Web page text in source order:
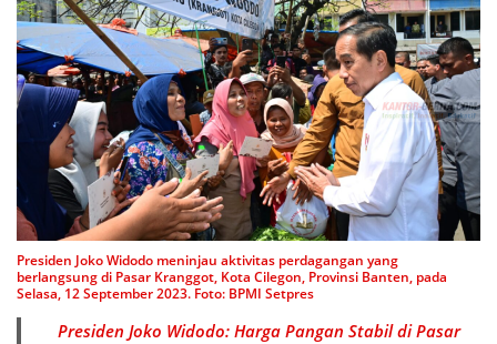
Presiden Joko Widodo meninjau aktivitas perdagangan yang
berlangsung di Pasar Kranggot, Kota Cilegon, Provinsi Banten, pada
Selasa, 12 September 2023. Foto: BPMI Setpres
Presiden Joko Widodo: Harga Pangan Stabil di Pasar